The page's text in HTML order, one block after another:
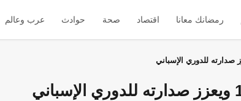
رمضانك معانا اقتصاد صحة حوادث عرب وعالم